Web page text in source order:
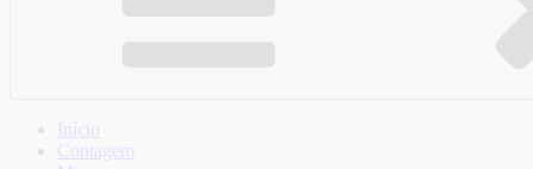
Início
Contagem